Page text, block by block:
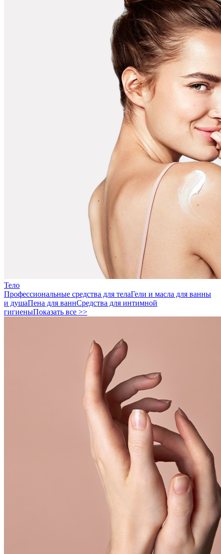
Тело
Профессиональные средства для телаГели и масла для ванны
и душаПена для ваннСредства для интимной
гигиеныПоказать все >>